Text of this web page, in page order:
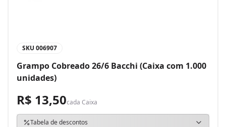
SKU 006907
Grampo Cobreado 26/6 Bacchi (Caixa com 1.000
unidades)
R$ 13,50cada Caixa
Tabela de descontos